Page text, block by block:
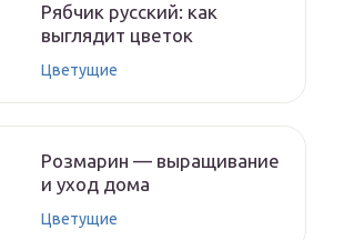
Рябчик русский: как
выглядит цветок
Цветущие
Розмарин — выращивание
и уход дома
Цветущие